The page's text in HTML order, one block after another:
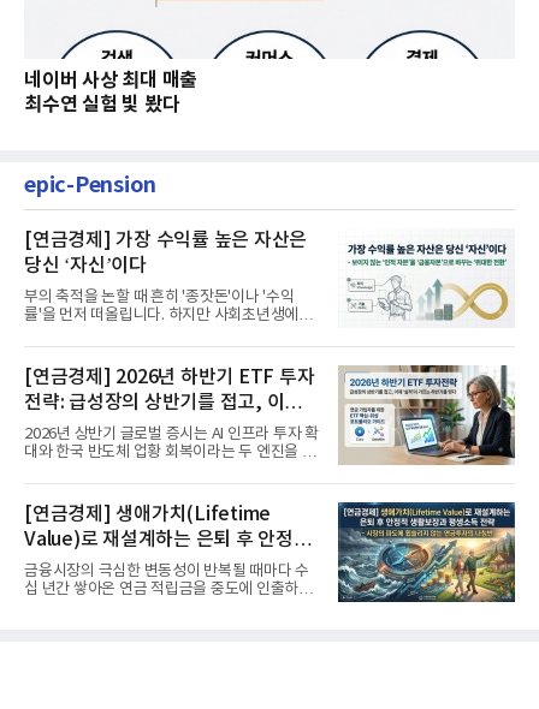
네이버 사상 최대 매출
최수연 실험 빛 봤다
epic-Pension
[연금경제] 가장 수익률 높은 자산은
당신 ‘자신’이다
부의 축적을 논할 때 흔히 '종잣돈'이나 '수익
률'을 먼저 떠올립니다. 하지만 사회초년생에게
[연금경제] 2026년 하반기 ETF 투자
전략: 급성장의 상반기를 접고, 이제
'실적'이 가르는 하반기를 맞다
2026년 상반기 글로벌 증시는 AI 인프라 투자 확
대와 한국 반도체 업황 회복이라는 두 엔진을 달
[연금경제] 생애가치(Lifetime
Value)로 재설계하는 은퇴 후 안정적
생활보장과 평생소득 전략
금융시장의 극심한 변동성이 반복될 때마다 수
십 년간 쌓아온 연금 적립금을 중도에 인출하거